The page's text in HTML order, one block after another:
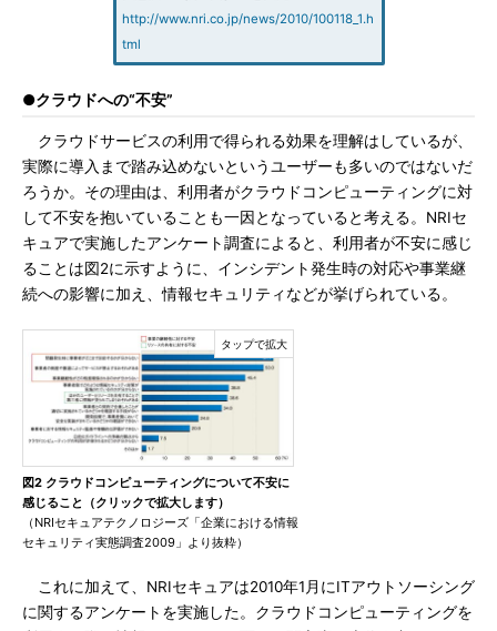
http://www.nri.co.jp/news/2010/100118_1.h
tml
●クラウドへの“不安”
クラウドサービスの利用で得られる効果を理解はしているが、
実際に導入まで踏み込めないというユーザーも多いのではないだ
ろうか。その理由は、利用者がクラウドコンピューティングに対
して不安を抱いていることも一因となっていると考える。NRIセ
キュアで実施したアンケート調査によると、利用者が不安に感じ
ることは図2に示すように、インシデント発生時の対応や事業継
続への影響に加え、情報セキュリティなどが挙げられている。
図2 クラウドコンピューティングについて不安に
感じること（クリックで拡大します）
（NRIセキュアテクノロジーズ「企業における情報
セキュリティ実態調査2009」より抜粋）
これに加えて、NRIセキュアは2010年1月にITアウトソーシング
に関するアンケートを実施した。クラウドコンピューティングを